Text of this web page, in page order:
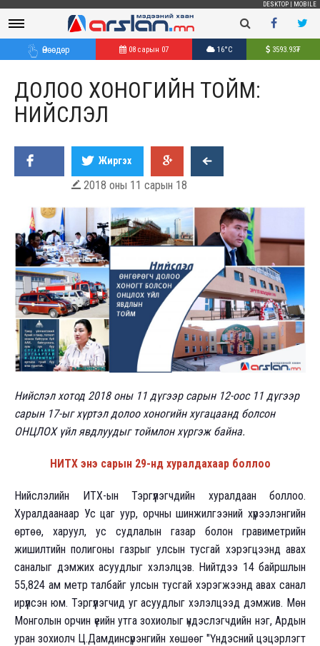
DESKTOP MOBILE
Өнөөдөр 08 сарын 07 16°C 3593.93₮
ДОЛОО ХОНОГИЙН ТОЙМ:
НИЙСЛЭЛ
Жиргэх
 2018 оны 11 сарын 18
Нийслэл хотод 2018 оны 11 дүгээр сарын 12-оос 11 дүгээр
сарын 17-ыг хүртэл долоо хоногийн хугацаанд болсон
ОНЦЛОХ үйл явдлуудыг тоймлон хүргэж байна.
НИТХ энэ сарын 29-нд хуралдахаар боллоо
Нийслэлийн ИТХ-ын Тэргүүлэгчдийн хуралдаан боллоо.
Хуралдаанаар Ус цаг уур, орчны шинжилгээний хүрээлэнгийн
өртөө, харуул, ус судлалын газар болон гравиметрийн
жишилтийн полигоны газрыг улсын тусгай хэрэгцээнд авах
саналыг дэмжих асуудлыг хэлэлцэв. Нийтдээ 14 байршлын
55,824 ам метр талбайг улсын тусгай хэрэгжээнд авах санал
ирүүлсэн юм. Тэргүүлэгчид уг асуудлыг хэлэлцээд дэмжив. Мөн
Монголын орчин үеийн утга зохиолыг үндэслэгчдийн нэг, Ардын
уран зохиолч Ц.Дамдинсүрэнгийн хөшөөг "Үндэсний цэцэрлэгт